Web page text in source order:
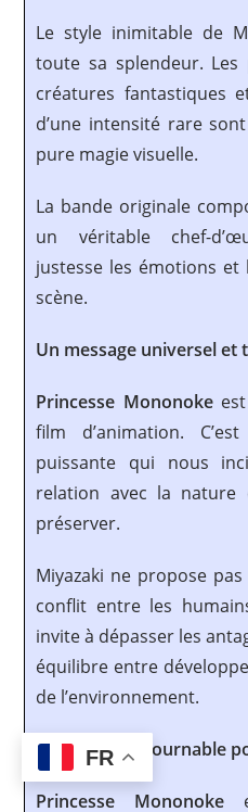
Le style inimitable de
toute sa splendeur. Les
créatures fantastiques
d’une intensité rare
pure magie visuelle.
La bande originale
un véritable chef-
justesse les émotions et
scène.
Un message universel et
Princesse Mononokeest
film d’animation.
puissante qui nous
relation avec la
préserver.
Miyazaki ne propose
conflit entre les
invite à dépasser les
équilibre entre
de l’environnement.
Un film incontournable
Princesse Mononoke
FR